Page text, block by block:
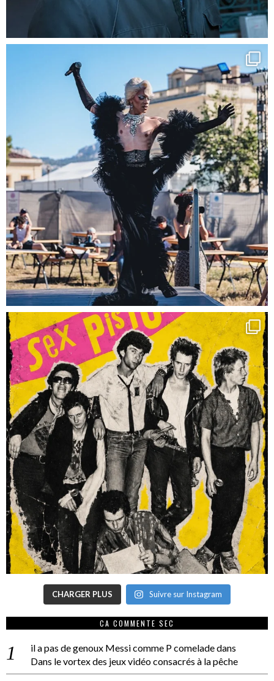
CHARGER PLUS Suivre sur Instagram
CA COMMENTE SEC
il a pas de genoux Messi comme P comeladedans
Dans le vortex des jeux vidéo consacrés à la pêche